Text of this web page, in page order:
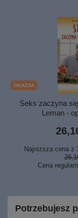
OKAZJA
Seks zaczyna
Leman -
Najniższa cena z
Cena
Potrzebujesz